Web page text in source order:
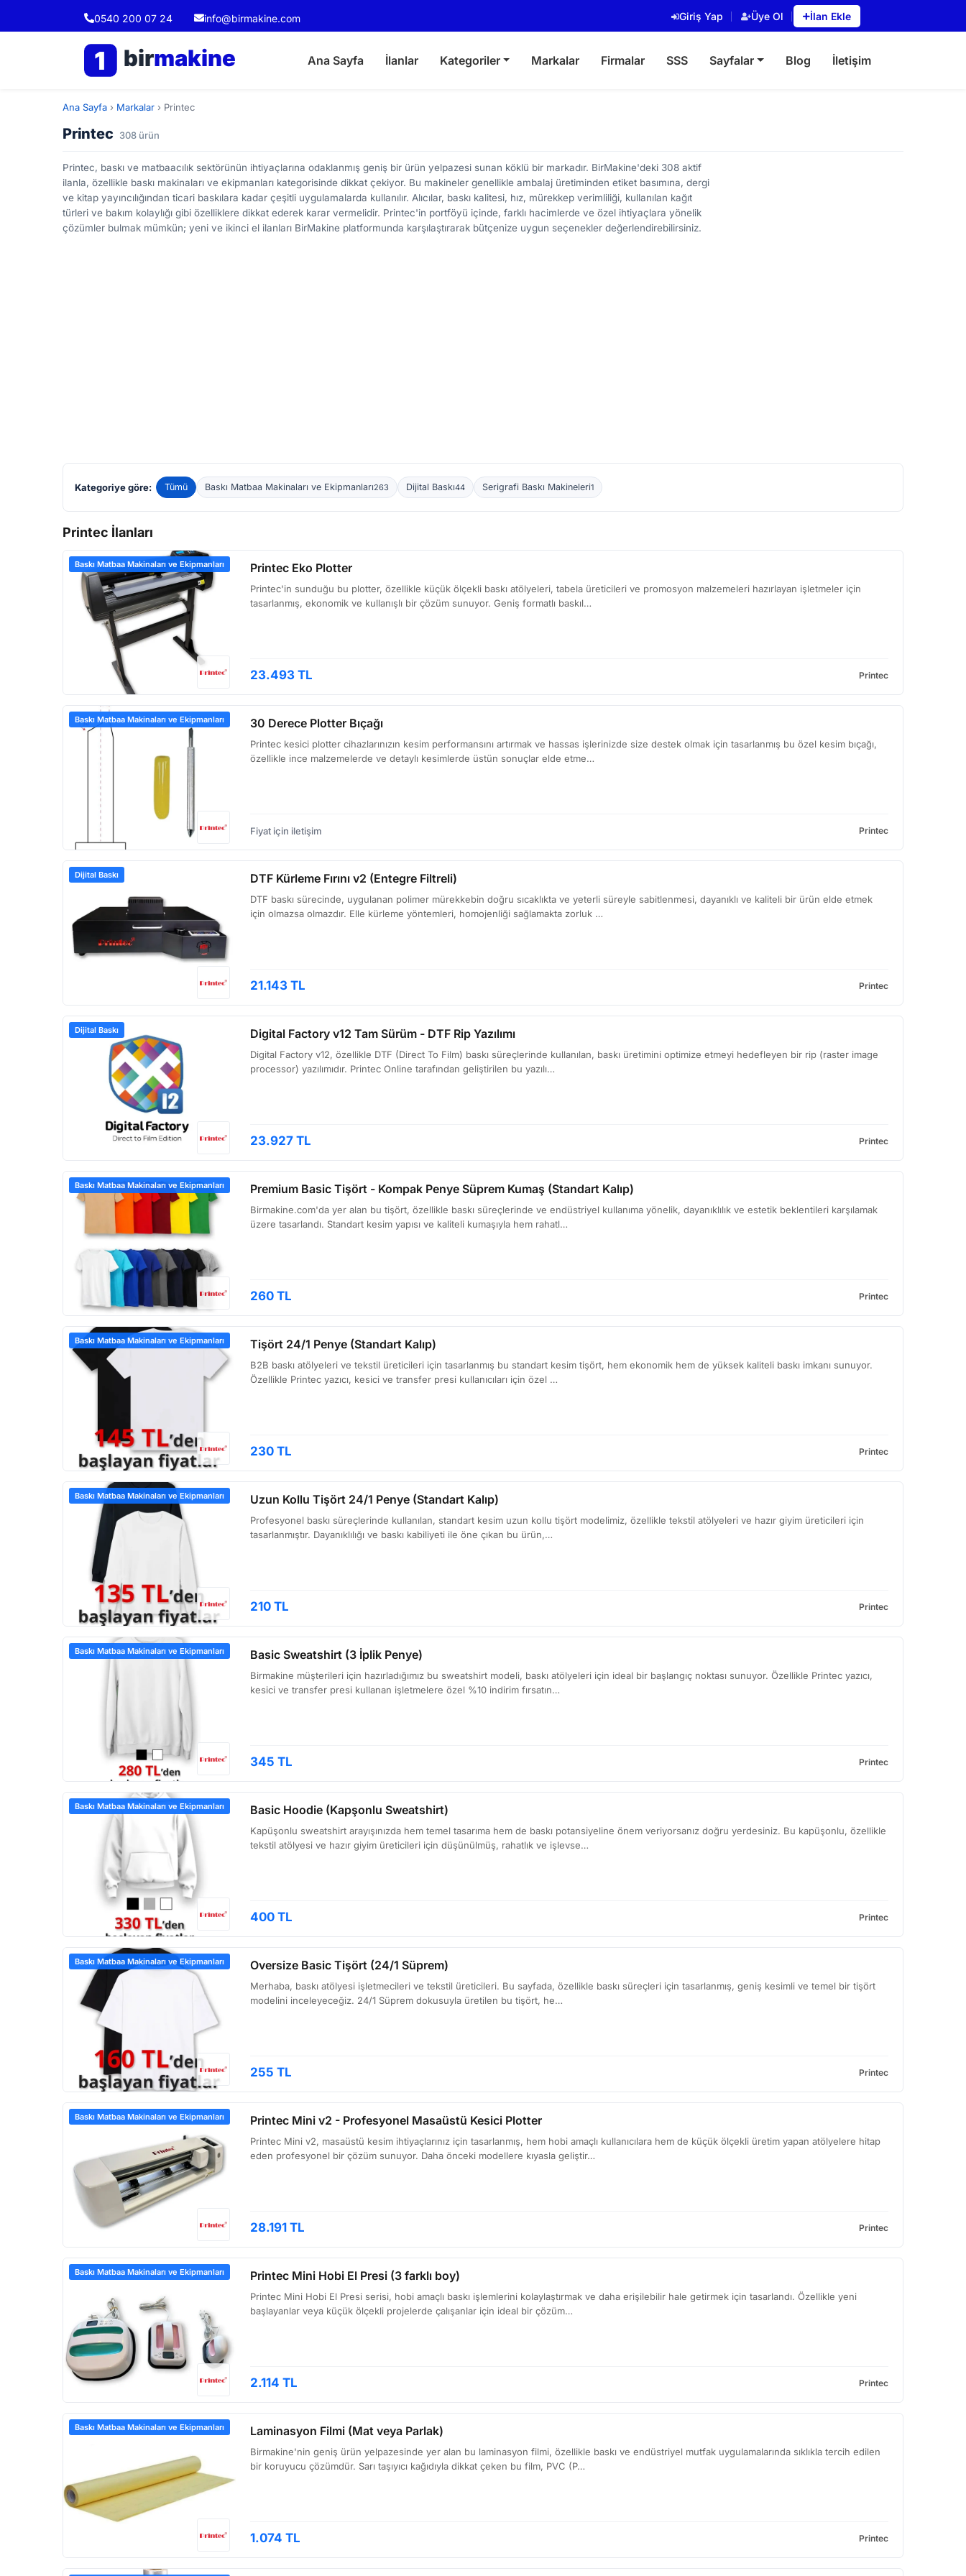
0540 200 07 24 info@birmakine.com Giriş Yap Üye Ol İlan Ekle
1 birmakine Ana Sayfa İlanlar Kategoriler Markalar Firmalar SSS Sayfalar Blog İletişim
Ana Sayfa › Markalar › Printec
Printec 308 ürün
Printec, baskı ve matbaacılık sektörünün ihtiyaçlarına odaklanmış geniş bir ürün yelpazesi sunan köklü bir markadır. BirMakine'deki 308 aktif
ilanla, özellikle baskı makinaları ve ekipmanları kategorisinde dikkat çekiyor. Bu makineler genellikle ambalaj üretiminden etiket basımına, dergi
ve kitap yayıncılığından ticari baskılara kadar çeşitli uygulamalarda kullanılır. Alıcılar, baskı kalitesi, hız, mürekkep verimliliği, kullanılan kağıt
türleri ve bakım kolaylığı gibi özelliklere dikkat ederek karar vermelidir. Printec'in portföyü içinde, farklı hacimlerde ve özel ihtiyaçlara yönelik
çözümler bulmak mümkün; yeni ve ikinci el ilanları BirMakine platformunda karşılaştırarak bütçenize uygun seçenekler değerlendirebilirsiniz.
Kategoriye göre: Tümü Baskı Matbaa Makinaları ve Ekipmanları263 Dijital Baskı44 Serigrafi Baskı Makineleri1
Printec İlanları
Baskı Matbaa Makinaları ve Ekipmanları Printec Eko Plotter
Printec'in sunduğu bu plotter, özellikle küçük ölçekli baskı atölyeleri, tabela üreticileri ve promosyon malzemeleri hazırlayan işletmeler için
tasarlanmış, ekonomik ve kullanışlı bir çözüm sunuyor. Geniş formatlı baskıl…
23.493 TL Printec
Baskı Matbaa Makinaları ve Ekipmanları 30 Derece Plotter Bıçağı
Printec kesici plotter cihazlarınızın kesim performansını artırmak ve hassas işlerinizde size destek olmak için tasarlanmış bu özel kesim bıçağı,
özellikle ince malzemelerde ve detaylı kesimlerde üstün sonuçlar elde etme…
Fiyat için iletişim Printec
Dijital Baskı DTF Kürleme Fırını v2 (Entegre Filtreli)
DTF baskı sürecinde, uygulanan polimer mürekkebin doğru sıcaklıkta ve yeterli süreyle sabitlenmesi, dayanıklı ve kaliteli bir ürün elde etmek
için olmazsa olmazdır. Elle kürleme yöntemleri, homojenliği sağlamakta zorluk …
21.143 TL Printec
Dijital Baskı Digital Factory v12 Tam Sürüm - DTF Rip Yazılımı
Digital Factory v12, özellikle DTF (Direct To Film) baskı süreçlerinde kullanılan, baskı üretimini optimize etmeyi hedefleyen bir rip (raster image
processor) yazılımıdır. Printec Online tarafından geliştirilen bu yazılı…
23.927 TL Printec
Baskı Matbaa Makinaları ve Ekipmanları Premium Basic Tişört - Kompak Penye Süprem Kumaş (Standart Kalıp)
Birmakine.com'da yer alan bu tişört, özellikle baskı süreçlerinde ve endüstriyel kullanıma yönelik, dayanıklılık ve estetik beklentileri karşılamak
üzere tasarlandı. Standart kesim yapısı ve kaliteli kumaşıyla hem rahatl…
260 TL Printec
Baskı Matbaa Makinaları ve Ekipmanları Tişört 24/1 Penye (Standart Kalıp)
B2B baskı atölyeleri ve tekstil üreticileri için tasarlanmış bu standart kesim tişört, hem ekonomik hem de yüksek kaliteli baskı imkanı sunuyor.
Özellikle Printec yazıcı, kesici ve transfer presi kullanıcıları için özel …
230 TL Printec
Baskı Matbaa Makinaları ve Ekipmanları Uzun Kollu Tişört 24/1 Penye (Standart Kalıp)
Profesyonel baskı süreçlerinde kullanılan, standart kesim uzun kollu tişört modelimiz, özellikle tekstil atölyeleri ve hazır giyim üreticileri için
tasarlanmıştır. Dayanıklılığı ve baskı kabiliyeti ile öne çıkan bu ürün,…
210 TL Printec
Baskı Matbaa Makinaları ve Ekipmanları Basic Sweatshirt (3 İplik Penye)
Birmakine müşterileri için hazırladığımız bu sweatshirt modeli, baskı atölyeleri için ideal bir başlangıç noktası sunuyor. Özellikle Printec yazıcı,
kesici ve transfer presi kullanan işletmelere özel %10 indirim fırsatın…
345 TL Printec
Baskı Matbaa Makinaları ve Ekipmanları Basic Hoodie (Kapşonlu Sweatshirt)
Kapüşonlu sweatshirt arayışınızda hem temel tasarıma hem de baskı potansiyeline önem veriyorsanız doğru yerdesiniz. Bu kapüşonlu, özellikle
tekstil atölyesi ve hazır giyim üreticileri için düşünülmüş, rahatlık ve işlevse…
400 TL Printec
Baskı Matbaa Makinaları ve Ekipmanları Oversize Basic Tişört (24/1 Süprem)
Merhaba, baskı atölyesi işletmecileri ve tekstil üreticileri. Bu sayfada, özellikle baskı süreçleri için tasarlanmış, geniş kesimli ve temel bir tişört
modelini inceleyeceğiz. 24/1 Süprem dokusuyla üretilen bu tişört, he…
255 TL Printec
Baskı Matbaa Makinaları ve Ekipmanları Printec Mini v2 - Profesyonel Masaüstü Kesici Plotter
Printec Mini v2, masaüstü kesim ihtiyaçlarınız için tasarlanmış, hem hobi amaçlı kullanıcılara hem de küçük ölçekli üretim yapan atölyelere hitap
eden profesyonel bir çözüm sunuyor. Daha önceki modellere kıyasla geliştir…
28.191 TL Printec
Baskı Matbaa Makinaları ve Ekipmanları Printec Mini Hobi El Presi (3 farklı boy)
Printec Mini Hobi El Presi serisi, hobi amaçlı baskı işlemlerini kolaylaştırmak ve daha erişilebilir hale getirmek için tasarlandı. Özellikle yeni
başlayanlar veya küçük ölçekli projelerde çalışanlar için ideal bir çözüm…
2.114 TL Printec
Baskı Matbaa Makinaları ve Ekipmanları Laminasyon Filmi (Mat veya Parlak)
Birmakine'nin geniş ürün yelpazesinde yer alan bu laminasyon filmi, özellikle baskı ve endüstriyel mutfak uygulamalarında sıklıkla tercih edilen
bir koruyucu çözümdür. Sarı taşıyıcı kağıdıyla dikkat çeken bu film, PVC (P…
1.074 TL Printec